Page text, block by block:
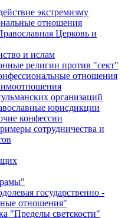
экстремизму
отношения
Церковь и
и ислам
религии против "сект"
отношения
организаций
юрисдикции
конфессии
сотрудничества и
государственно -
отношения"
"Пределы светскости"